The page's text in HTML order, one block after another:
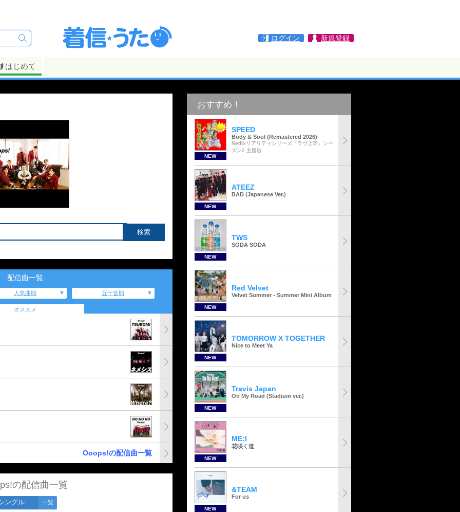
ログイン 新規登録
はじめて
配信曲一覧
人気曲順 五十音順
オススメ
Ooops!の配信曲一覧
の配信曲一覧
ングル 一覧
おすすめ！
NEW
SPEED
Body & Soul (Remastered 2026)
Netflixリアリティシリーズ「ラヴ上等」シー
ズン2 主題歌
NEW
ATEEZ
BAD (Japanese Ver.)
NEW
TWS
SODA SODA
NEW
Red Velvet
Velvet Summer - Summer Mini Album
NEW
TOMORROW X TOGETHER
Nice to Meet Ya
NEW
Travis Japan
On My Road (Stadium ver.)
NEW
ME:I
花咲く道
NEW
&TEAM
For us